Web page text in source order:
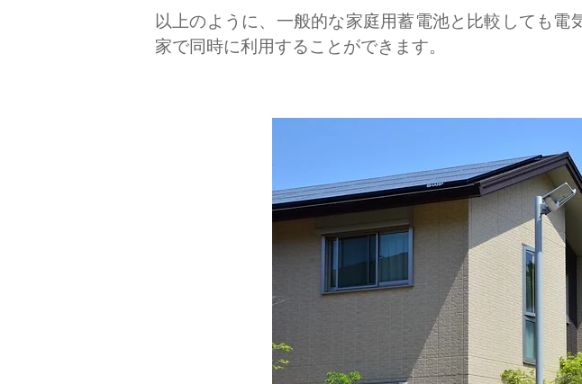
以上のように、一般的な家庭用蓄電池と比較しても
家で同時に利用することができます。